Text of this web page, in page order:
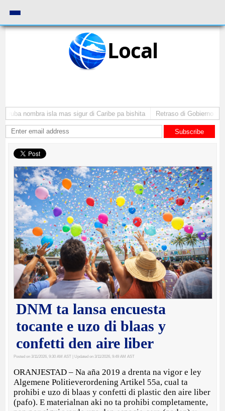
Local
nombra isla mas sigur di Caribe pa bishita Retraso di Gobierno ta
Subscribe
DNM ta lansa encuesta
tocante e uzo di blaas y
confetti den aire liber
Posted on 3/11/2026, 9:30 AM AST | Updated on 3/11/2026, 9:49 AM AST
ORANJESTAD – Na aña 2019 a drenta na vigor e ley
Algemene Politieverordening Artikel 55a, cual ta
prohibi e uzo di blaas y confetti di plastic den aire liber
(pafo). E materialnan aki no ta prohibi completamente,